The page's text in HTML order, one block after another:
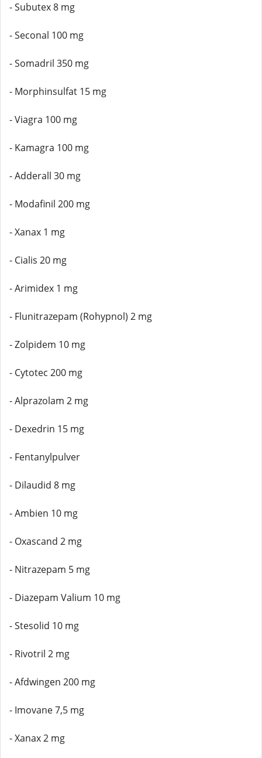
- Subutex 8 mg
- Seconal 100 mg
- Somadril 350 mg
- Morphinsulfat 15 mg
- Viagra 100 mg
- Kamagra 100 mg
- Adderall 30 mg
- Modafinil 200 mg
- Xanax 1 mg
- Cialis 20 mg
- Arimidex 1 mg
- Flunitrazepam (Rohypnol) 2 mg
- Zolpidem 10 mg
- Cytotec 200 mg
- Alprazolam 2 mg
- Dexedrin 15 mg
- Fentanylpulver
- Dilaudid 8 mg
- Ambien 10 mg
- Oxascand 2 mg
- Nitrazepam 5 mg
- Diazepam Valium 10 mg
- Stesolid 10 mg
- Rivotril 2 mg
- Afdwingen 200 mg
- Imovane 7,5 mg
- Xanax 2 mg